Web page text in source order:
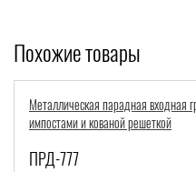
Похожие товары
Металлическая парадная входная
импостами и кованой решеткой
ПРД-777